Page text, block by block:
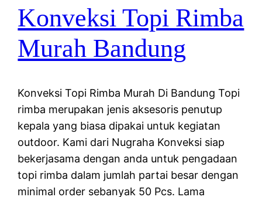
Konveksi Topi Rimba
Murah Bandung
Konveksi Topi Rimba Murah Di Bandung Topi
rimba merupakan jenis aksesoris penutup
kepala yang biasa dipakai untuk kegiatan
outdoor. Kami dari Nugraha Konveksi siap
bekerjasama dengan anda untuk pengadaan
topi rimba dalam jumlah partai besar dengan
minimal order sebanyak 50 Pcs. Lama